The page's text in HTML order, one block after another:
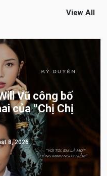
View All
Vũ công bố
của “Chị Chị
8, 2026